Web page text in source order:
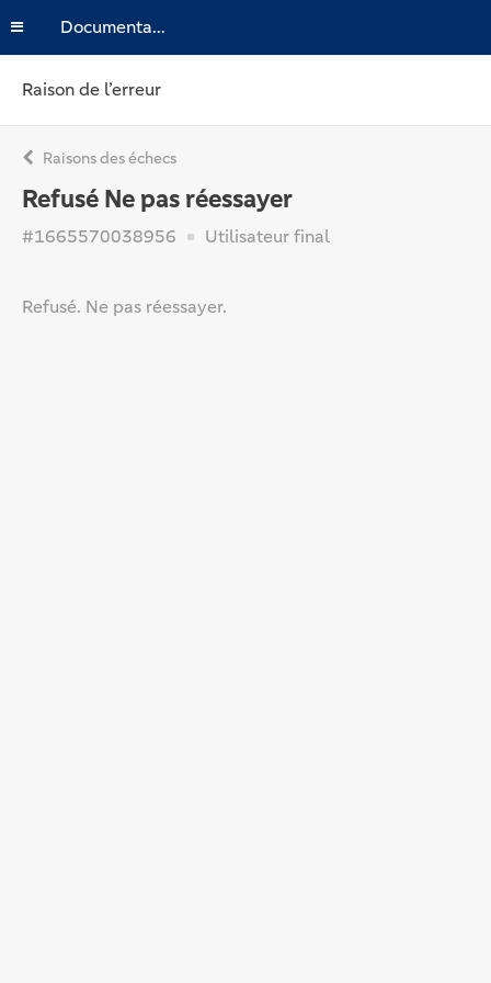
Documentation
Raison de l’erreur
Raisons des échecs
Refusé Ne pas réessayer
#1665570038956 Utilisateur final
Refusé. Ne pas réessayer.